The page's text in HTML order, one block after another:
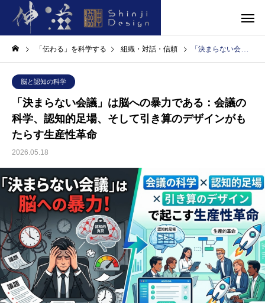
「伝わる」を科学する 組織・対話・信頼 「決まらない会議」は脳への暴力である：会議の科学、認知的足場、そして引き算のデザインがもたらす生産性革命
脳と認知の科学
「決まらない会議」は脳への暴力である：会議の
科学、認知的足場、そして引き算のデザインがも
たらす生産性革命
2026.05.18